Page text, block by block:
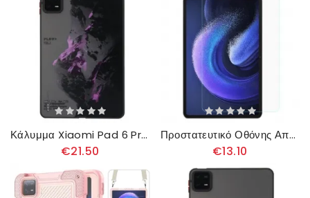
Κάλυμμα Xiaomi Pad 6 Pro Μωβ Χιονισμένο Βουνό
€21.50
Προστατευτικό Οθόνης Από Σκληρυμένο Γυαλί Για Xiaomi Pad 6 / 6 Pro
€13.10